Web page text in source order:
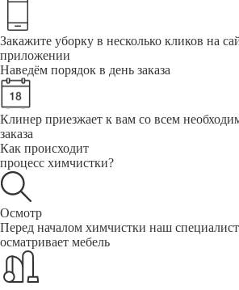
Закажите уборку в несколько кликов на
приложении
Наведём порядок в день заказа
Клинер приезжает к вам со всем
заказа
Как происходит
процесс химчистки?
Осмотр
Перед началом химчистки наш
осматривает мебель